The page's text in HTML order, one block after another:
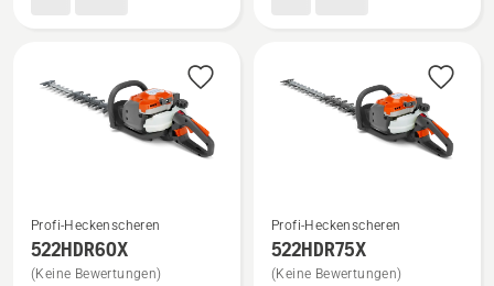
Mehr
Details
Profi-Heckenscheren
522HDR60X
(Keine Bewertungen)
Mehr
Details
Profi-Heckenscheren
522HDR75X
(Keine Bewertungen)